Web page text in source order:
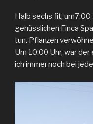
Halb sechs fit, um7:00
genüsslichen Finca
tun. Pflanzen
Um 10:00 Uhr, war
ich immer noch bei